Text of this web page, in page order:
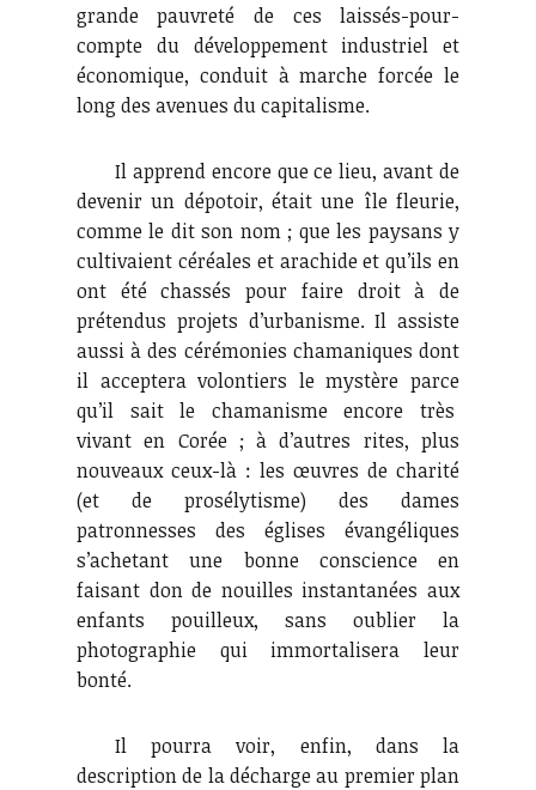
grande pauvreté de ces laissés-pour-
compte du développement industriel et
économique, conduit à marche forcée le
long des avenues du capitalisme.
Il apprend encore que ce lieu, avant de
devenir un dépotoir, était une île fleurie,
comme le dit son nom ; que les paysans y
cultivaient céréales et arachide et qu’ils en
ont été chassés pour faire droit à de
prétendus projets d’urbanisme. Il assiste
aussi à des cérémonies chamaniques dont
il acceptera volontiers le mystère parce
qu’il sait le chamanisme encore très
vivant en Corée ; à d’autres rites, plus
nouveaux ceux-là : les œuvres de charité
(et de prosélytisme) des dames
patronnesses des églises évangéliques
s’achetant une bonne conscience en
faisant don de nouilles instantanées aux
enfants pouilleux, sans oublier la
photographie qui immortalisera leur
bonté.
Il pourra voir, enfin, dans la
description de la décharge au premier plan